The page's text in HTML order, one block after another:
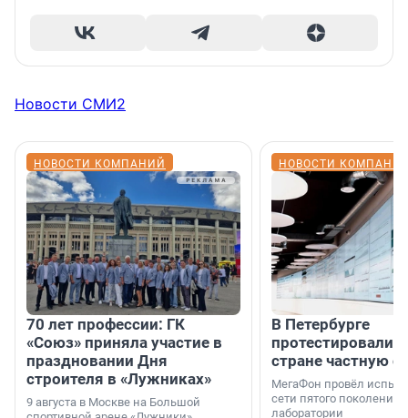
Новости СМИ2
НОВОСТИ КОМПАНИЙ
70 лет профессии: ГК
«Союз» приняла участие в
праздновании Дня
строителя в «Лужниках»
9 августа в Москве на Большой
НОВОСТИ
В Петербурге
протестировали
стране частную
МегаФон провёл
сети пятого поколения
лаборатории